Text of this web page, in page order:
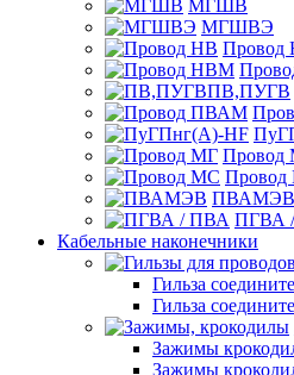
МГШВ
МГШВЭ
Провод
Провод
ПВАМЭВ
ПГВА
Кабельные наконечники
Гильза
Гильза
Зажимы
Зажимы